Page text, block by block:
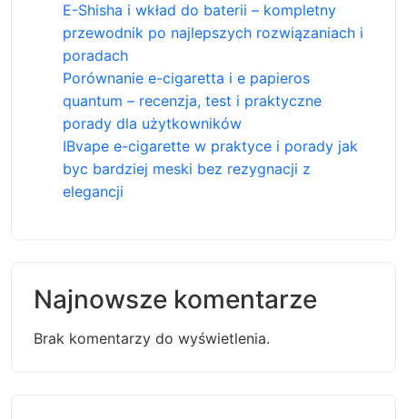
E-Shisha i wkład do baterii – kompletny
przewodnik po najlepszych rozwiązaniach i
poradach
Porównanie e-cigaretta i e papieros
quantum – recenzja, test i praktyczne
porady dla użytkowników
IBvape e-cigarette w praktyce i porady jak
byc bardziej meski bez rezygnacji z
elegancji
Najnowsze komentarze
Brak komentarzy do wyświetlenia.